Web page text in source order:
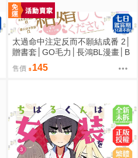
太過命中注定反而不願結成番 2│
贈書套│GO毛力│長鴻BL漫畫│B
J4動漫
售價 145